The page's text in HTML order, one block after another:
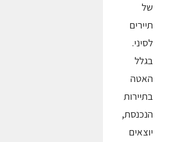
של
תיירים
לסיני.
בגלל
האטה
בתיירות
הנכנסת,
יוצאים